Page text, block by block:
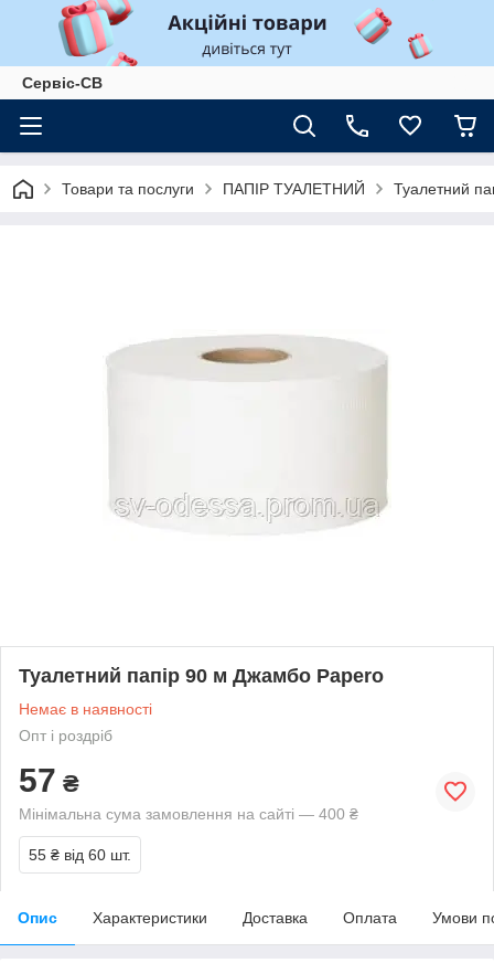
Сервіс-СВ
Товари та послуги ПАПІР ТУАЛЕТНИЙ Туалетний
Туалетний папір 90 м Джамбо Papero
Немає в наявності
Опт і роздріб
57 ₴
Мінімальна сума замовлення на сайті — 400 ₴
55 ₴ від 60 шт.
Опис Характеристики Доставка Оплата Умови